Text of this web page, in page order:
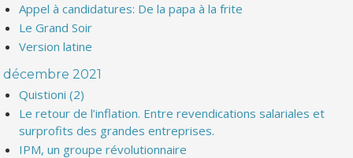
Appel à candidatures: De la papa à la frite
Le Grand Soir
Version latine
décembre 2021
Quistioni (2)
Le retour de l’inflation. Entre revendications salariales et
surprofits des grandes entreprises.
IPM, un groupe révolutionnaire